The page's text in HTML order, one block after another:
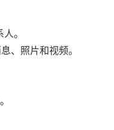
。
、照片和视频。